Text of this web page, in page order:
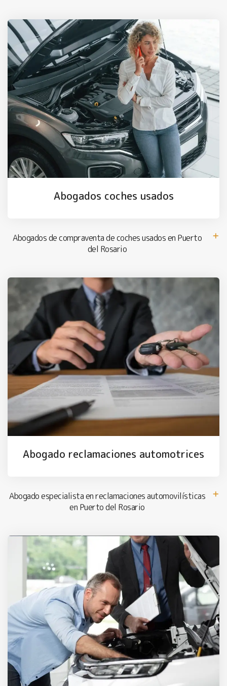
Abogados coches usados
Abogados de compraventa de coches usados en Puerto
del Rosario
Abogado reclamaciones automotrices
Abogado especialista en reclamaciones automovilísticas
en Puerto del Rosario